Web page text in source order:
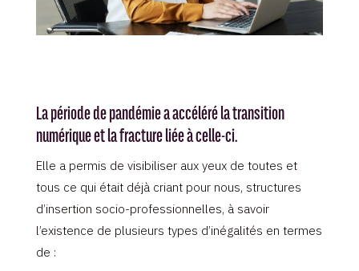
La période de pandémie a accéléré la transition
numérique et la fracture liée à celle-ci.
Elle a permis de visibiliser aux yeux de toutes et
tous ce qui était déjà criant pour nous, structures
d’insertion socio-professionnelles, à savoir
l’existence de plusieurs types d’inégalités en termes
de :